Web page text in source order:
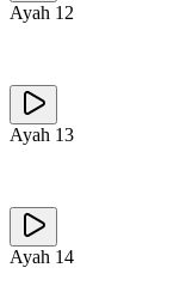
Ayah 12
Ayah 13
Ayah 14